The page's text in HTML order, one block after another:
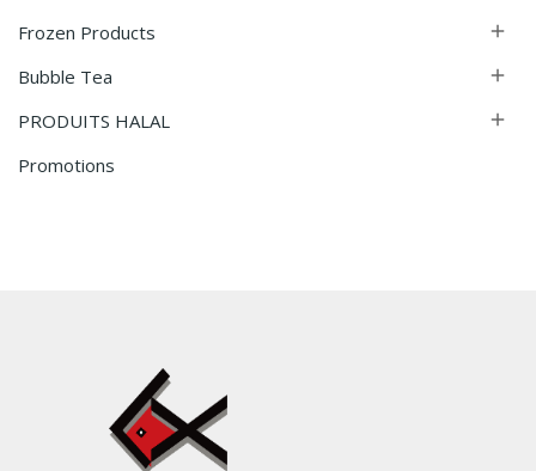
Frozen Products 
Bubble Tea 
PRODUITS HALAL 
Promotions